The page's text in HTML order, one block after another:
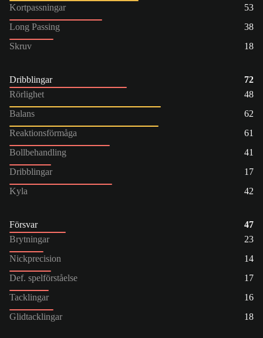
Kortpassningar
53
Long Passing
38
Skruv
18
Dribblingar
72
Rörlighet
48
Balans
62
Reaktionsförmåga
61
Bollbehandling
41
Dribblingar
17
Kyla
42
Försvar
47
Brytningar
23
Nickprecision
14
Def. spelförståelse
17
Tacklingar
16
Glidtacklingar
18